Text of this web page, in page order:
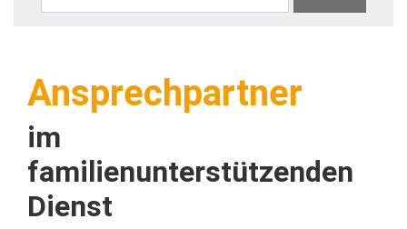
Ansprechpartner
im
familienunterstützenden
Dienst